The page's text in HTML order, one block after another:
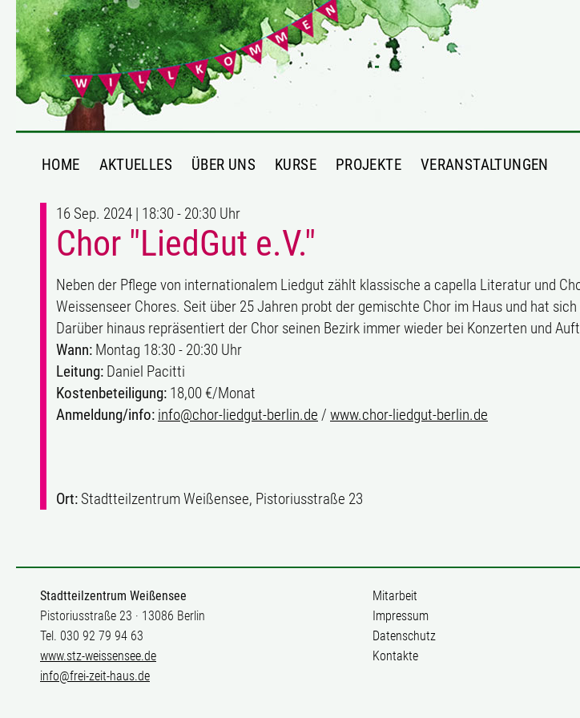
HOME AKTUELLES ÜBER UNS KURSE PROJEKTE VERANSTALTUNGEN
16 Sep. 2024 | 18:30 - 20:30 Uhr
Chor "LiedGut e.V."
Neben der Pflege von internationalem Liedgut zählt klassische a capella Literatur und
Weissenseer Chores. Seit über 25 Jahren probt der gemischte Chor im Haus und hat
Darüber hinaus repräsentiert der Chor seinen Bezirk immer wieder bei Konzerten und
Wann: Montag 18:30 - 20:30 Uhr
Leitung: Daniel Pacitti
Kostenbeteiligung: 18,00 €/Monat
Anmeldung/info: info@chor-liedgut-berlin.de / www.chor-liedgut-berlin.de
Ort: Stadtteilzentrum Weißensee, Pistoriusstraße 23
Stadtteilzentrum Weißensee
Pistoriusstraße 23 · 13086 Berlin
Tel. 030 92 79 94 63
www.stz-weissensee.de
info@frei-zeit-haus.de
Mitarbeit
Impressum
Datenschutz
Kontakte